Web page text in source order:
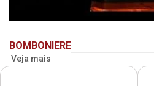
BOMBONIERE
Veja mais